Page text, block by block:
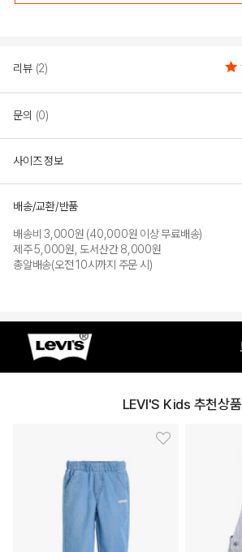
리뷰 (2)
문의 (0)
사이즈 정보
배송/교환/반품
배송비 3,000원 (40,000원 이상 무료배송)
제주 5,000원, 도서산간 8,000원
총알배송(오전 10시까지 주문 시)
LEVI'S Kids 추천상품